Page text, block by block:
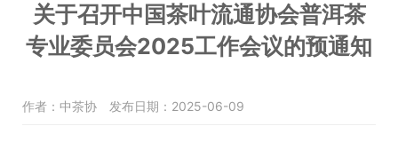
关于召开中国茶叶流通协会普洱茶
专业委员会2025工作会议的预通知
作者：中茶协 发布日期：2025-06-09